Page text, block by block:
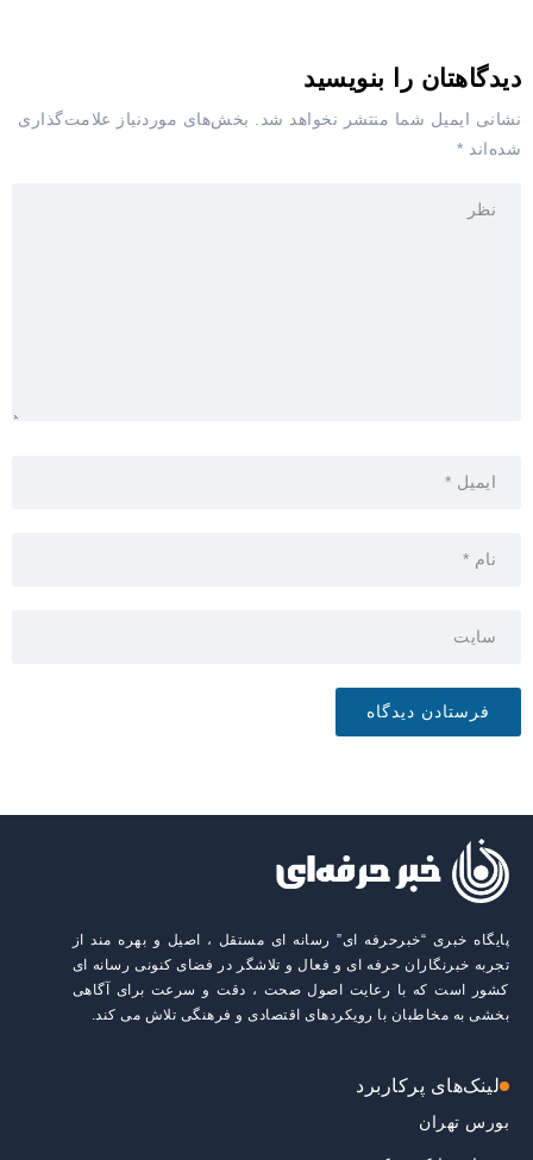
دیدگاهتان را بنویسید
نشانی ایمیل شما منتشر نخواهد شد. بخش‌های موردنیاز علامت‌گذاری
شده‌اند *
پایگاه خبری “خبرحرفه ای” رسانه ای مستقل ، اصیل و بهره مند از
تجربه خبرنگاران حرفه ای و فعال و تلاشگر در فضای کنونی رسانه ای
کشور است که با رعایت اصول صحت ، دقت و سرعت برای آگاهی
بخشی به مخاطبان با رویکردهای اقتصادی و فرهنگی تلاش می کند.
لینک‌های پرکاربرد
بورس تهران